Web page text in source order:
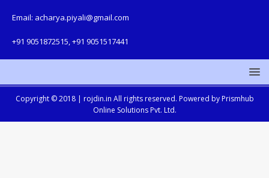
Email: acharya.piyali@gmail.com
+91 9051872515, +91 9051517441
Copyright © 2018 | rojdin.in All rights reserved. Powered by Prismhub
Online Solutions Pvt. Ltd.